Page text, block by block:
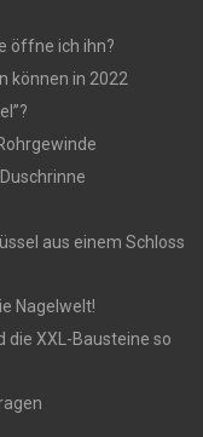
öffne ich ihn?
können in 2022
aus einem Schloss
Nagelwelt!
XXL-Bausteine so